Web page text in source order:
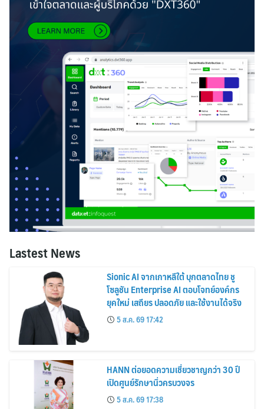
Lastest News
Sionic AI จากเกาหลีใต้ บุกตลาดไทย ชู
โซลูชัน Enterprise AI ตอบโจทย์องค์กร
ยุคใหม่ เสถียร ปลอดภัย และใช้งานได้จริง
5 ส.ค. 69 17:42
HANN ต่อยอดความเชี่ยวชาญกว่า 30 ปี
เปิดศูนย์รักษานิ่วครบวงจร
5 ส.ค. 69 17:38